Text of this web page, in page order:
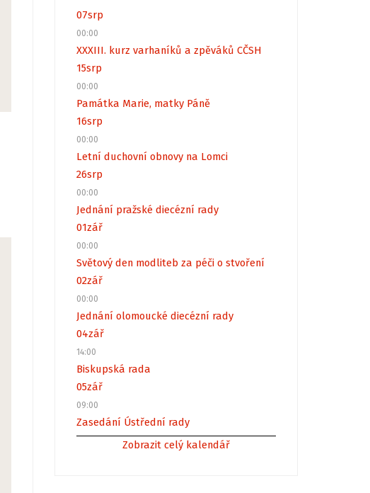
07srp
00:00
XXXIII. kurz varhaníků a zpěváků CČSH
15srp
00:00
Památka Marie, matky Páně
16srp
00:00
Letní duchovní obnovy na Lomci
26srp
00:00
Jednání pražské diecézní rady
01zář
00:00
Světový den modliteb za péči o stvoření
02zář
00:00
Jednání olomoucké diecézní rady
04zář
14:00
Biskupská rada
05zář
09:00
Zasedání Ústřední rady
Zobrazit celý kalendář